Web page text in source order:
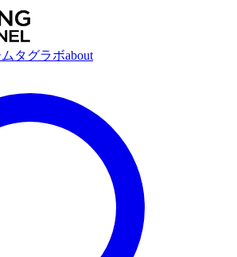
タグラボabout